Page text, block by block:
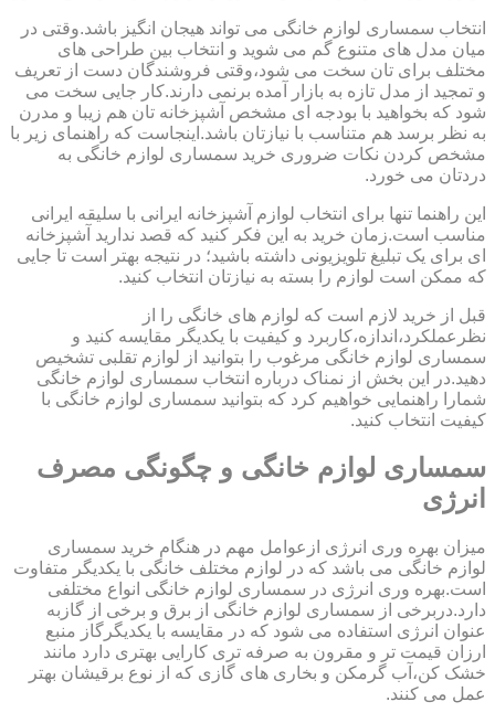
انتخاب سمساری لوازم خانگی می تواند هیجان انگیز باشد.وقتی در
میان مدل های متنوع گم می شوید و انتخاب بین طراحی های
مختلف برای تان سخت می شود،وقتی فروشندگان دست از تعریف
و تمجید از مدل تازه به بازار آمده برنمی دارند.کار جایی سخت می
شود که بخواهید با بودجه ای مشخص آشپزخانه تان هم زیبا و مدرن
به نظر برسد هم متناسب با نیازتان باشد.اینجاست که راهنمای زیر با
مشخص کردن نکات ضروری خرید سمساری لوازم خانگی به
دردتان می خورد.
این راهنما تنها برای انتخاب لوازم آشپزخانه ایرانی با سلیقه ایرانی
مناسب است.زمان خرید به این فکر کنید که قصد ندارید آشپزخانه
ای برای یک تبلیغ تلویزیونی داشته باشید؛ در نتیجه بهتر است تا جایی
که ممکن است لوازم را بسته به نیازتان انتخاب کنید.
قبل از خرید لازم است که لوازم های خانگی را از
نظرعملکرد،اندازه،کاربرد و کیفیت با یکدیگر مقایسه کنید و
سمساری لوازم خانگی مرغوب را بتوانید از لوازم تقلبی تشخیص
دهید.در این بخش از نمناک درباره انتخاب سمساری لوازم خانگی
شمارا راهنمایی خواهیم کرد که بتوانید سمساری لوازم خانگی با
کیفیت انتخاب کنید.
سمساری لوازم خانگی و چگونگی مصرف
انرژی
میزان بهره وری انرژی ازعوامل مهم در هنگام خرید سمساری
لوازم خانگی می باشد که در لوازم مختلف خانگی با یکدیگر متفاوت
است.بهره وری انرژی در سمساری لوازم خانگی انواع مختلفی
دارد.دربرخی از سمساری لوازم خانگی از برق و برخی از گازبه
عنوان انرژی استفاده می شود که در مقایسه با یکدیگرگاز منبع
ارزان قیمت تر و مقرون به صرفه تری کارایی بهتری دارد مانند
خشک کن،آب گرمکن و بخاری های گازی که از نوع برقیشان بهتر
عمل می کنند.